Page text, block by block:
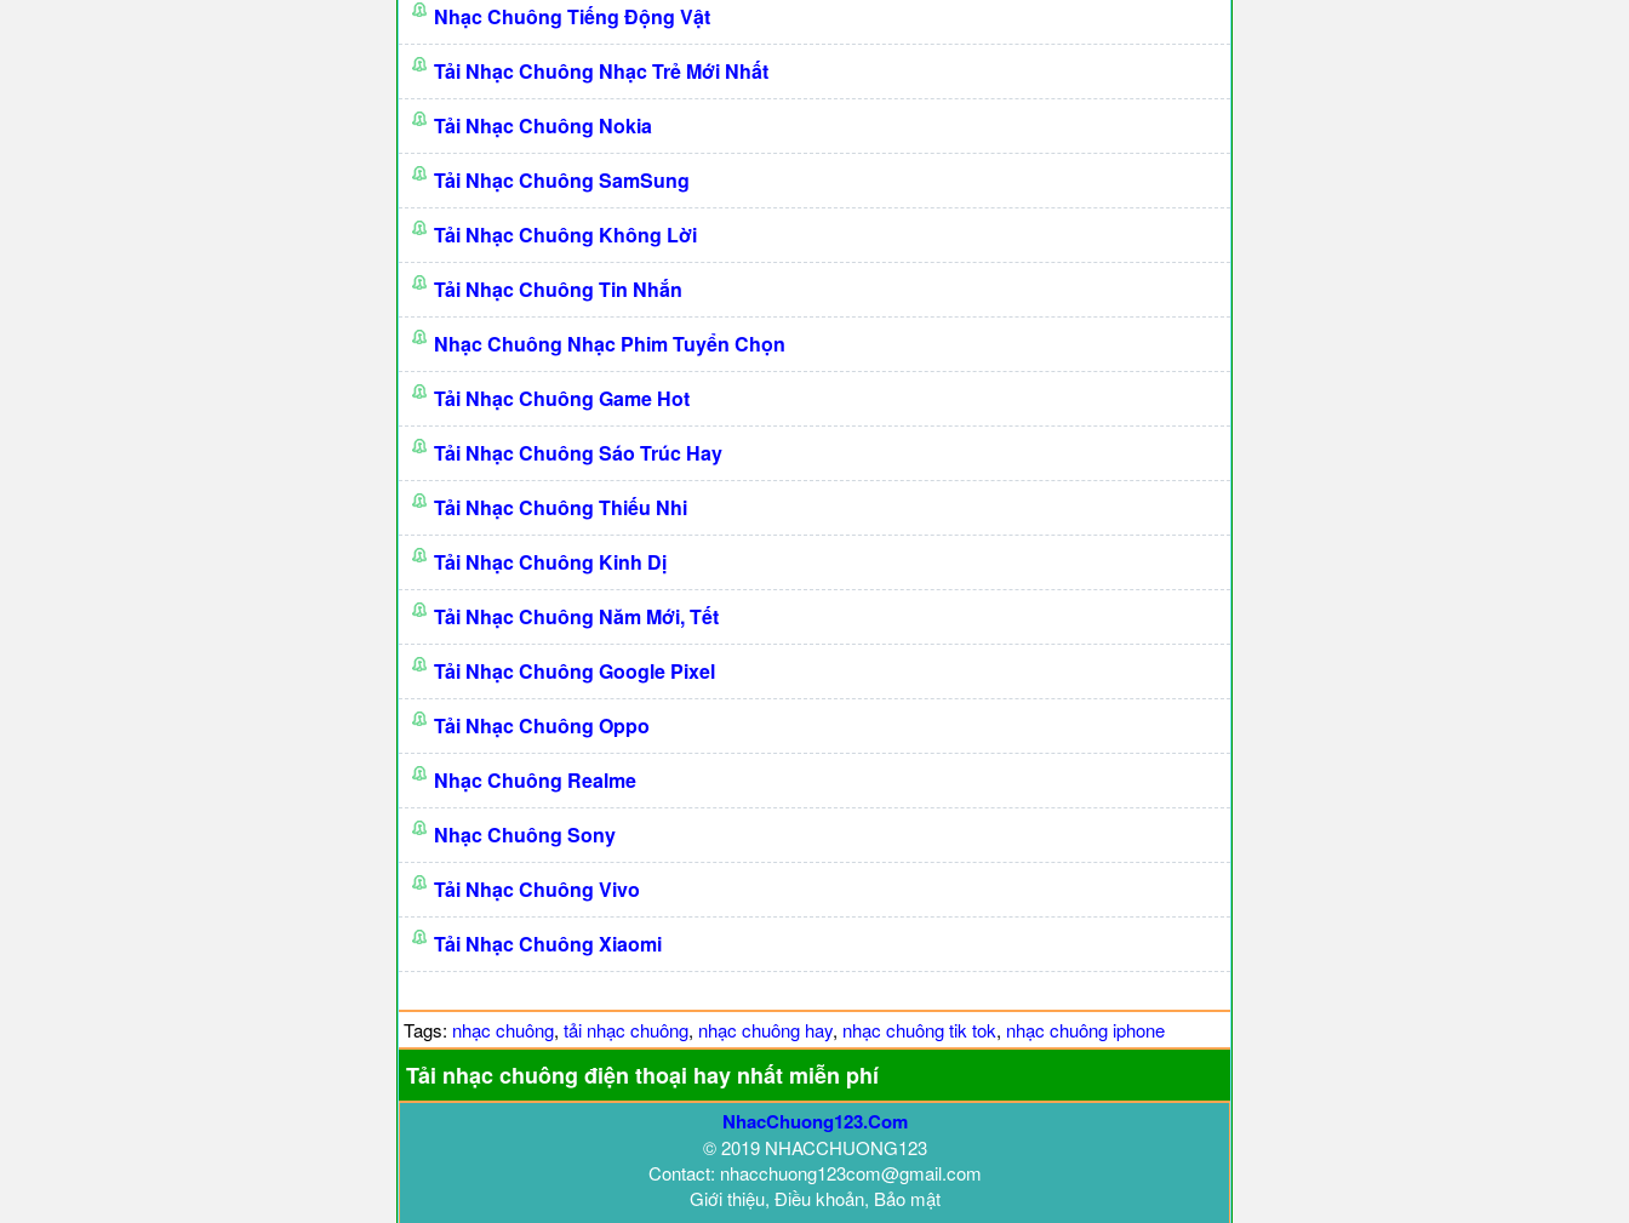
Nhạc Chuông Tiếng Động Vật
Tải Nhạc Chuông Nhạc Trẻ Mới Nhất
Tải Nhạc Chuông Nokia
Tải Nhạc Chuông SamSung
Tải Nhạc Chuông Không Lời
Tải Nhạc Chuông Tin Nhắn
Nhạc Chuông Nhạc Phim Tuyển Chọn
Tải Nhạc Chuông Game Hot
Tải Nhạc Chuông Sáo Trúc Hay
Tải Nhạc Chuông Thiếu Nhi
Tải Nhạc Chuông Kinh Dị
Tải Nhạc Chuông Năm Mới, Tết
Tải Nhạc Chuông Google Pixel
Tải Nhạc Chuông Oppo
Nhạc Chuông Realme
Nhạc Chuông Sony
Tải Nhạc Chuông Vivo
Tải Nhạc Chuông Xiaomi
Tags: nhạc chuông, tải nhạc chuông, nhạc chuông hay, nhạc chuông tik tok, nhạc chuông iphone
Tải nhạc chuông điện thoại hay nhất miễn phí
NhacChuong123.Com
© 2019 NHACCHUONG123
Contact: nhacchuong123com@gmail.com
Giới thiệu, Điều khoản, Bảo mật